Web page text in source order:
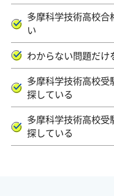
多摩科学技術高校
い
わからない問題だ
多摩科学技術高校
探している
多摩科学技術高校
探している